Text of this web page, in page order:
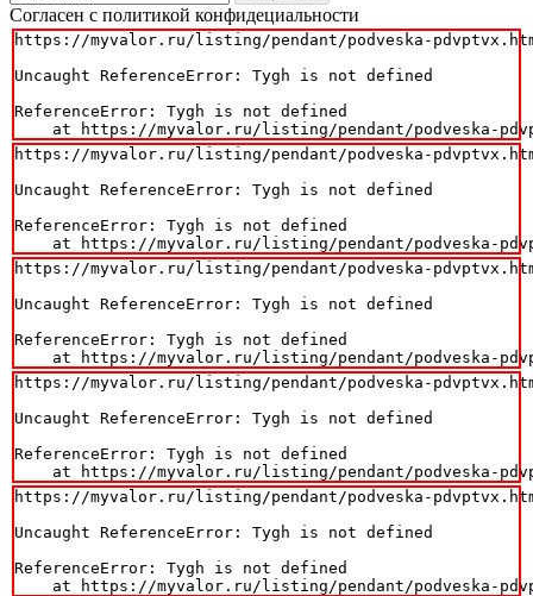
Cогласен с политикой конфидециальности
https://myvalor.ru/listing/pendant/podveska-
Uncaught ReferenceError: Tygh is not defined
ReferenceError: Tygh is not defined
at https://myvalor.ru/listing/pendant/podveska-
https://myvalor.ru/listing/pendant/podveska-
Uncaught ReferenceError: Tygh is not defined
ReferenceError: Tygh is not defined
at https://myvalor.ru/listing/pendant/podveska-
https://myvalor.ru/listing/pendant/podveska-
Uncaught ReferenceError: Tygh is not defined
ReferenceError: Tygh is not defined
at https://myvalor.ru/listing/pendant/podveska-
https://myvalor.ru/listing/pendant/podveska-
Uncaught ReferenceError: Tygh is not defined
ReferenceError: Tygh is not defined
at https://myvalor.ru/listing/pendant/podveska-
https://myvalor.ru/listing/pendant/podveska-
Uncaught ReferenceError: Tygh is not defined
ReferenceError: Tygh is not defined
at https://myvalor.ru/listing/pendant/podveska-